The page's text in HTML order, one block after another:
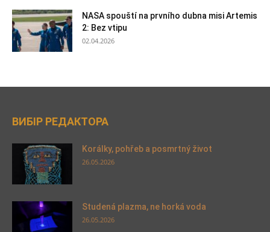
NASA spouští na prvního dubna misi Artemis
2: Bez vtipu
02.04.2026
ВИБІР РЕДАКТОРА
Korálky, pohřeb a posmrtný život
26.05.2026
Studená plazma, ne horká voda
26.05.2026